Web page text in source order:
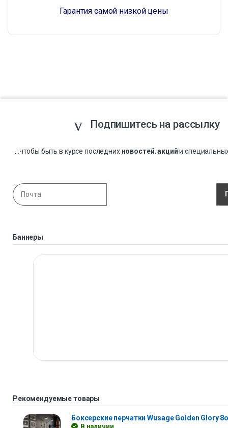
Гарантия самой низкой цены
Подпишитесь на рассылку
...чтобы быть в курсе последних новостей,акцийи
Баннеры
Рекомендуемые товары
Боксерские перчатки Wusage Golden Glory
В наличии